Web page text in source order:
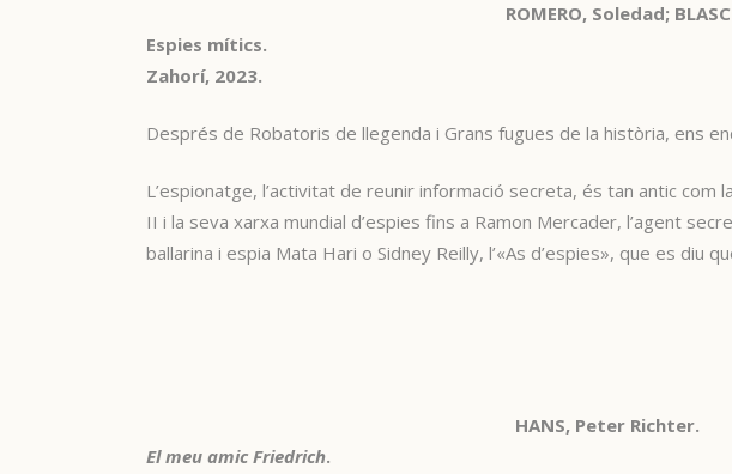
ROMERO, Soledad;
Espies mítics.
Zahorí, 2023.
Després de Robatoris de llegenda i Grans fugues de la història, ens
L’espionatge, l’activitat de reunir informació secreta, és tan antic
II i la seva xarxa mundial d’espies fins a Ramon Mercader, l’agent
ballarina i espia Mata Hari o Sidney Reilly, l’«As d’espies», que es diu
HANS, Peter Richter.
El meu amic Friedrich.